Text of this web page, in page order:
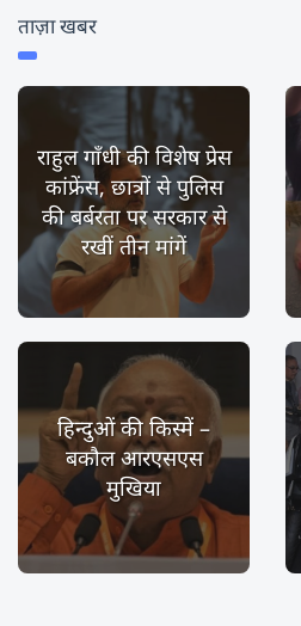
ताज़ा खबर
राहुल गाँधी की विशेष प्रेस
कांफ्रेंस, छात्रों से पुलिस
की बर्बरता पर सरकार से
रखीं तीन मांगें
हिन्दुओं की किस्में –
बकौल आरएसएस
मुखिया